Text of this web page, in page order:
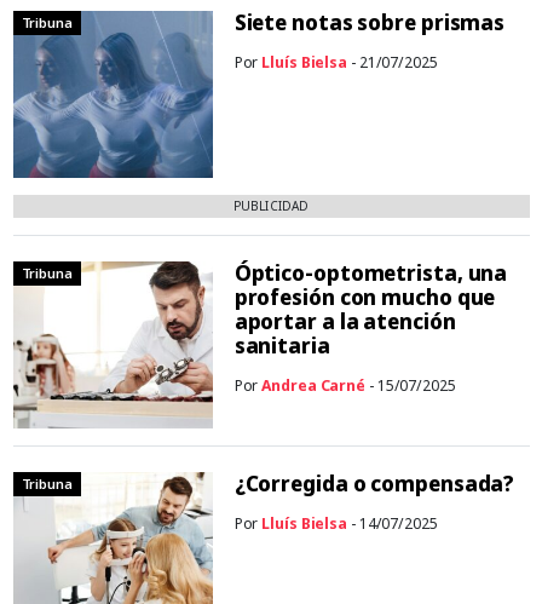
Tribuna Siete notas sobre prismas
Por Lluís Bielsa - 21/07/2025
PUBLICIDAD
Tribuna
Óptico-optometrista, una
profesión con mucho que
aportar a la atención
sanitaria
PorAndrea Carné - 15/07/2025
Tribuna ¿Corregida o compensada?
Por Lluís Bielsa - 14/07/2025